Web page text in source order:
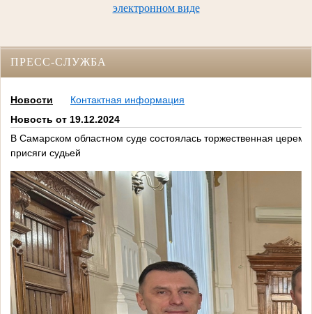
электронном виде
ПРЕСС-СЛУЖБА
Новости
Контактная информация
Новость от 19.12.2024
В Самарском областном суде состоялась торжественная
присяги судьей